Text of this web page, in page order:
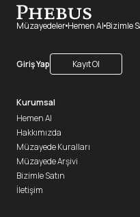
Müzayedeler Hemen Al Bizimle
Giriş Yap Kayıt Ol
Kurumsal
Hemen Al
Hakkımızda
Müzayede Kuralları
Müzayede Arşivi
Bizimle Satın
İletişim